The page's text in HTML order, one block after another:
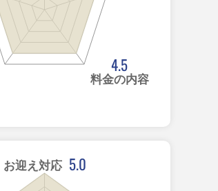
4.5
料金の内容
お迎え対応 5.0